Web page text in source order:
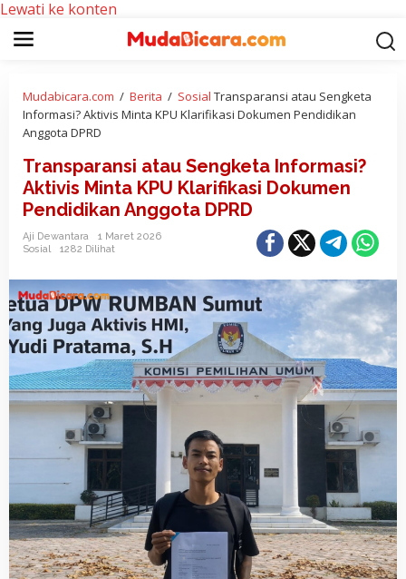
Lewati ke konten
Mudabicara.com / Berita / Sosial Transparansi atau Sengketa
Informasi? Aktivis Minta KPU Klarifikasi Dokumen Pendidikan
Anggota DPRD
Transparansi atau Sengketa Informasi?
Aktivis Minta KPU Klarifikasi Dokumen
Pendidikan Anggota DPRD
Aji Dewantara
1 Maret 2026
Sosial
1282 Dilihat